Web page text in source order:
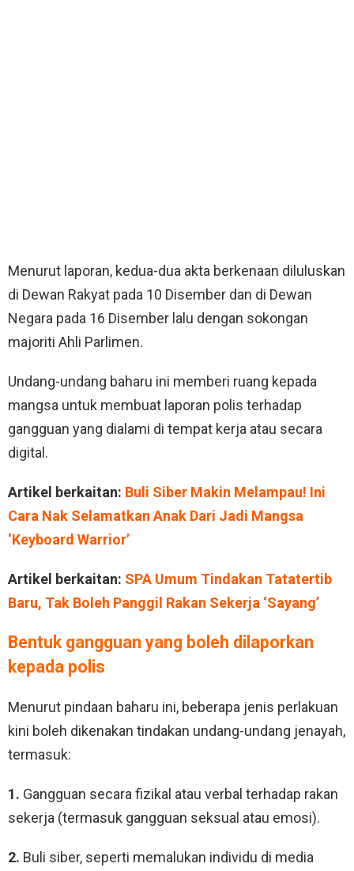
Menurut laporan, kedua-dua akta berkenaan diluluskan
di Dewan Rakyat pada 10 Disember dan di Dewan
Negara pada 16 Disember lalu dengan sokongan
majoriti Ahli Parlimen.
Undang-undang baharu ini memberi ruang kepada
mangsa untuk membuat laporan polis terhadap
gangguan yang dialami di tempat kerja atau secara
digital.
Artikel berkaitan: Buli Siber Makin Melampau! Ini
Cara Nak Selamatkan Anak Dari Jadi Mangsa
‘Keyboard Warrior’
Artikel berkaitan: SPA Umum Tindakan Tatatertib
Baru, Tak Boleh Panggil Rakan Sekerja ‘Sayang’
Bentuk gangguan yang boleh dilaporkan
kepada polis
Menurut pindaan baharu ini, beberapa jenis perlakuan
kini boleh dikenakan tindakan undang-undang jenayah,
termasuk:
1. Gangguan secara fizikal atau verbal terhadap rakan
sekerja (termasuk gangguan seksual atau emosi).
2. Buli siber, seperti memalukan individu di media